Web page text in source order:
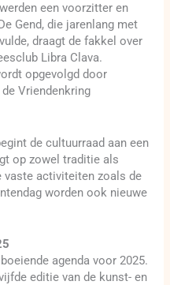
een voorzitter en
Gend, die jarenlang met
draagt de fakkel over
Libra Clava.
opgevolgd door
Vriendenkring
de cultuurraad aan een
op zowel traditie als
vaste activiteiten zoals de
worden ook nieuwe
agenda voor 2025.
editie van de kunst- en